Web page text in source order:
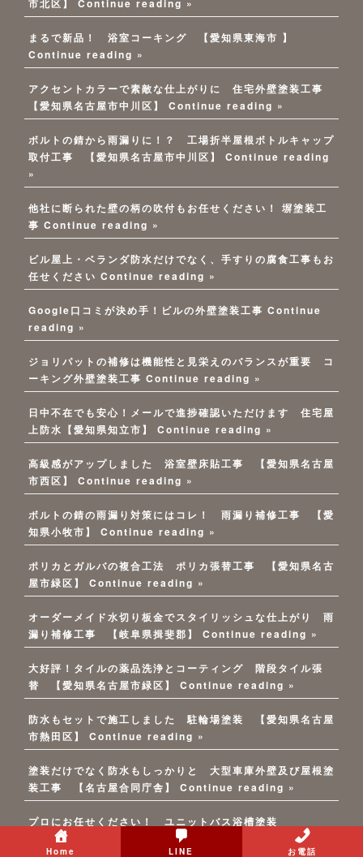
市北区】
Continue reading »
まるで新品！ 浴室コーキング 【愛知県東海市 】
Continue reading »
アクセントカラーで素敵な仕上がりに 住宅外壁塗装工事
【愛知県名古屋市中川区】
Continue reading »
ボルトの錆から雨漏りに！？ 工場折半屋根ボトルキャップ
取付工事 【愛知県名古屋市中川区】
Continue reading
»
他社に断られた壁の柄の吹付もお任せください！ 塀塗装工
事 Continue reading »
ビル屋上・ベランダ防水だけでなく、手すりの腐食工事もお
任せください Continue reading »
Google口コミが決め手！ビルの外壁塗装工事 Continue
reading »
ジョリパットの補修は機能性と見栄えのバランスが重要 コ
ーキング外壁塗装工事 Continue reading »
日中不在でも安心！メールで進捗確認いただけます 住宅屋
上防水【愛知県知立市】
Continue reading »
高級感がアップしました 浴室壁床貼工事 【愛知県名古屋
市西区】
Continue reading »
ボルトの錆の雨漏り対策にはコレ！ 雨漏り補修工事 【愛
知県小牧市】
Continue reading »
ポリカとガルバの複合工法 ポリカ張替工事 【愛知県名古
屋市緑区】
Continue reading »
オーダーメイド水切り板金でスタイリッシュな仕上がり 雨
漏り補修工事 【岐阜県揖斐郡】
Continue reading »
大好評！タイルの薬品洗浄とコーティング 階段タイル張
替 【愛知県名古屋市緑区】
Continue reading »
防水もセットで施工しました 駐輪場塗装 【愛知県名古屋
市熱田区】
Continue reading »
塗装だけでなく防水もしっかりと 大型車庫外壁及び屋根塗
装工事 【名古屋合同庁舎】
Continue reading »
プロにお任せください！ ユニットバス浴槽塗装
Continue reading »
Home LINE お電話